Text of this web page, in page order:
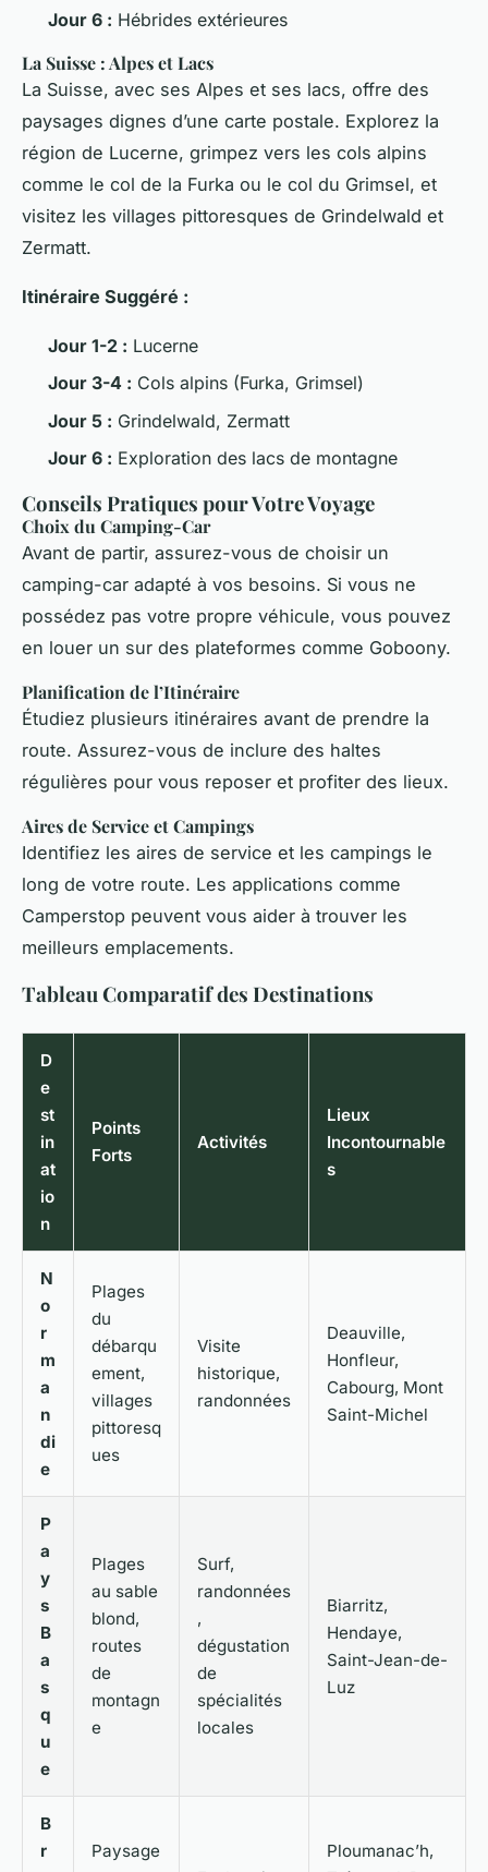
Jour 6 : Hébrides extérieures
La Suisse : Alpes et Lacs
La Suisse, avec ses Alpes et ses lacs, offre des
paysages dignes d’une carte postale. Explorez la
région de Lucerne, grimpez vers les cols alpins
comme le col de la Furka ou le col du Grimsel, et
visitez les villages pittoresques de Grindelwald et
Zermatt.
Itinéraire Suggéré :
Jour 1-2 : Lucerne
Jour 3-4 : Cols alpins (Furka, Grimsel)
Jour 5 : Grindelwald, Zermatt
Jour 6 : Exploration des lacs de montagne
Conseils Pratiques pour Votre Voyage
Choix du Camping-Car
Avant de partir, assurez-vous de choisir un
camping-car adapté à vos besoins. Si vous ne
possédez pas votre propre véhicule, vous pouvez
en louer un sur des plateformes comme Goboony.
Planification de l’Itinéraire
Étudiez plusieurs itinéraires avant de prendre la
route. Assurez-vous de inclure des haltes
régulières pour vous reposer et profiter des lieux.
Aires de Service et Campings
Identifiez les aires de service et les campings le
long de votre route. Les applications comme
Camperstop peuvent vous aider à trouver les
meilleurs emplacements.
Tableau Comparatif des Destinations
D
e
st
in
at
io
n
Points
Forts
Activités
Lieux
Incontournable
s
N
o
r
m
a
n
di
e
Plages
du
débarqu
ement,
villages
pittoresq
ues
Visite
historique,
randonnées
Deauville,
Honfleur,
Cabourg, Mont
Saint-Michel
P
a
y
s
B
a
s
q
u
e
Plages
au sable
blond,
routes
de
montagn
e
Surf,
randonnées
,
dégustation
de
spécialités
locales
Biarritz,
Hendaye,
Saint-Jean-de-
Luz
B
r
Paysage
Ploumanac’h,